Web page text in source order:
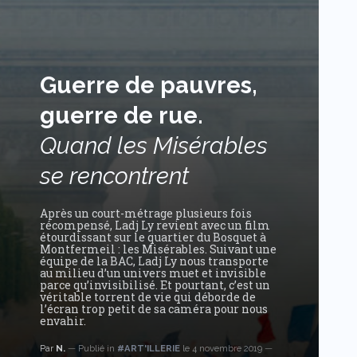
Guerre de pauvres,
guerre de rue.
Quand les Misérables
se rencontrent
Après un court-métrage plusieurs fois
récompensé, Ladj Ly revient avec un film
étourdissant sur le quartier du Bosquet à
Montfermeil : les Misérables. Suivant une
équipe de la BAC, Ladj Ly nous transporte
au milieu d’un univers muet et invisible
parce qu’invisibilisé. Et pourtant, c’est un
véritable torrent de vie qui déborde de
l’écran trop petit de sa caméra pour nous
envahir.
Par N. Publié in #ART'ILLERIE le 4 novembre 2019